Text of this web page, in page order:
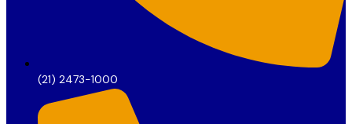
(21) 2473-1000